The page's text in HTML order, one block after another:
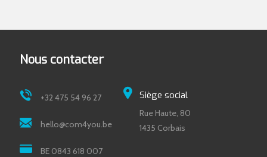
Nous contacter
+32 475 54 96 27
hello@com4you.be
BE 0843 618 007
Siège social
Rue Haute, 80
1435 Corbais